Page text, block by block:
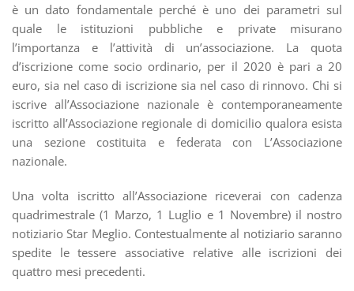
è un dato fondamentale perché è uno dei parametri sul
quale le istituzioni pubbliche e private misurano
l’importanza e l’attività di un’associazione. La quota
d’iscrizione come socio ordinario, per il 2020 è pari a 20
euro, sia nel caso di iscrizione sia nel caso di rinnovo. Chi si
iscrive all’Associazione nazionale è contemporaneamente
iscritto all’Associazione regionale di domicilio qualora esista
una sezione costituita e federata con L’Associazione
nazionale.
Una volta iscritto all’Associazione riceverai con cadenza
quadrimestrale (1 Marzo, 1 Luglio e 1 Novembre) il nostro
notiziario Star Meglio. Contestualmente al notiziario saranno
spedite le tessere associative relative alle iscrizioni dei
quattro mesi precedenti.